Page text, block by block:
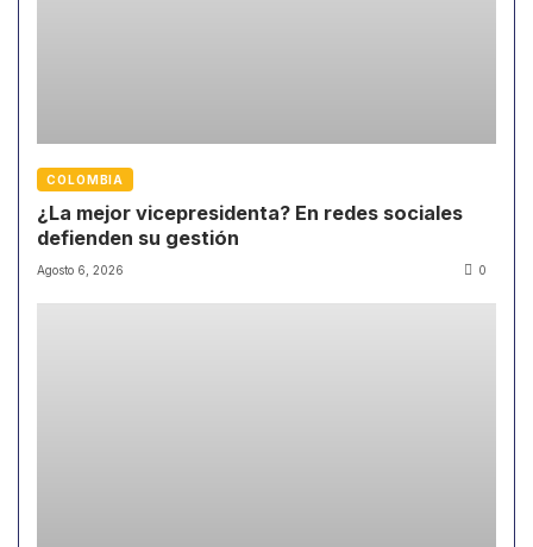
COLOMBIA
¿La mejor vicepresidenta? En redes sociales
defienden su gestión
Agosto 6, 2026 0